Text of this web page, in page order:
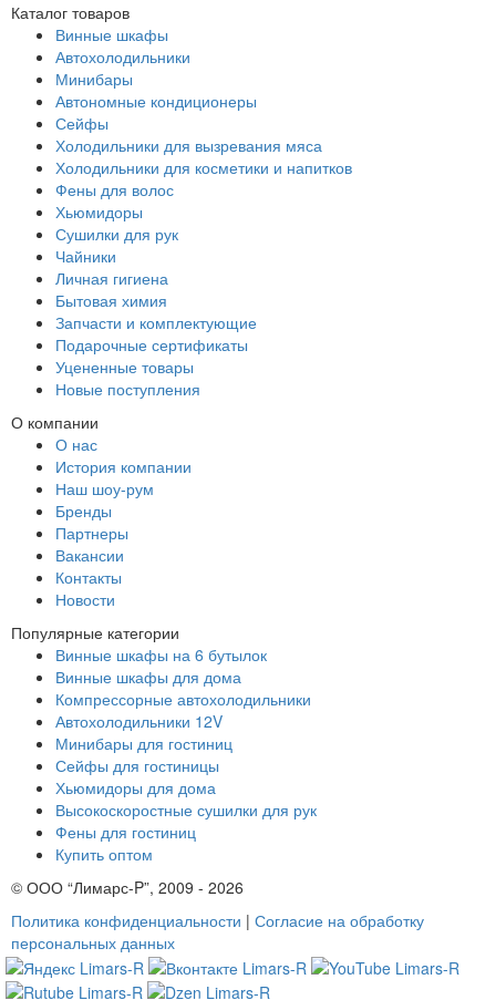
Каталог товаров
Винные шкафы
Автохолодильники
Минибары
Автономные кондиционеры
Сейфы
Холодильники для вызревания мяса
Холодильники для косметики и напитков
Фены для волос
Хьюмидоры
Сушилки для рук
Чайники
Личная гигиена
Бытовая химия
Запчасти и комплектующие
Подарочные сертификаты
Уцененные товары
Новые поступления
О компании
О нас
История компании
Наш шоу-рум
Бренды
Партнеры
Вакансии
Контакты
Новости
Популярные категории
Винные шкафы на 6 бутылок
Винные шкафы для дома
Компрессорные автохолодильники
Автохолодильники 12V
Минибары для гостиниц
Сейфы для гостиницы
Хьюмидоры для дома
Высокоскоростные сушилки для рук
Фены для гостиниц
Купить оптом
© ООО “Лимарс-P”, 2009 - 2026
Политика конфиденциальности | Согласие на обработку
персональных данных